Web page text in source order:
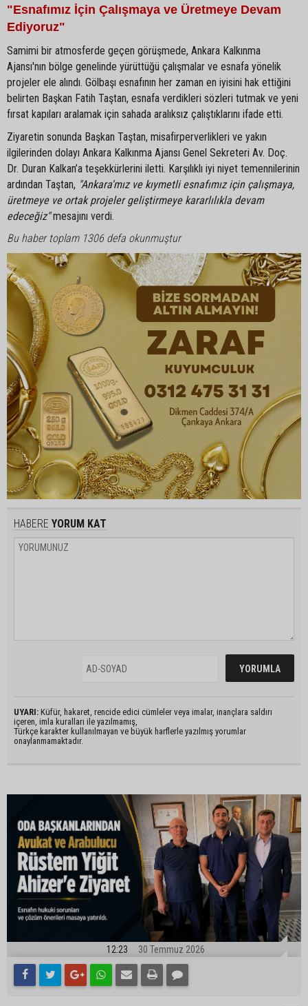
"Esnafımız İçin Çalışmaya ve Üretmeye Devam
Ediyoruz"
Samimi bir atmosferde geçen görüşmede, Ankara Kalkınma
Ajansı'nın bölge genelinde yürüttüğü çalışmalar ve esnafa yönelik
projeler ele alındı. Gölbaşı esnafının her zaman en iyisini hak ettiğini
belirten Başkan Fatih Taştan, esnafa verdikleri sözleri tutmak ve yeni
fırsat kapıları aralamak için sahada aralıksız çalıştıklarını ifade etti.
Ziyaretin sonunda Başkan Taştan, misafirperverlikleri ve yakın
ilgilerinden dolayı Ankara Kalkınma Ajansı Genel Sekreteri Av. Doç.
Dr. Duran Kalkan’a teşekkürlerini iletti. Karşılıklı iyi niyet temennilerinin
ardından Taştan, "Ankara'mız ve kıymetli esnafımız için çalışmaya,
üretmeye ve ortak projeler geliştirmeye kararlılıkla devam
edeceğiz"mesajını verdi.
Bu haber toplam 1306 defa okunmuştur
HABERE YORUM KAT
UYARI: Küfür, hakaret, rencide edici cümleler veya imalar, inançlara saldırı
içeren, imla kuralları ile yazılmamış,
Türkçe karakter kullanılmayan ve büyük harflerle yazılmış yorumlar
onaylanmamaktadır.
12:23 30 Temmuz 2026